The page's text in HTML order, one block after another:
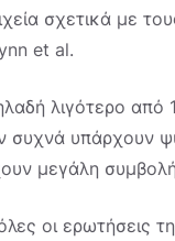
σχετικά με
et al.
λιγότερο από
υπάρχουν
μεγάλη
οι ερωτήσεις